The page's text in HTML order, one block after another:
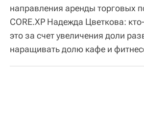
направления аренды торговых
CORE.XP Надежда Цветкова:
это за счет увеличения доли
наращивать долю кафе и